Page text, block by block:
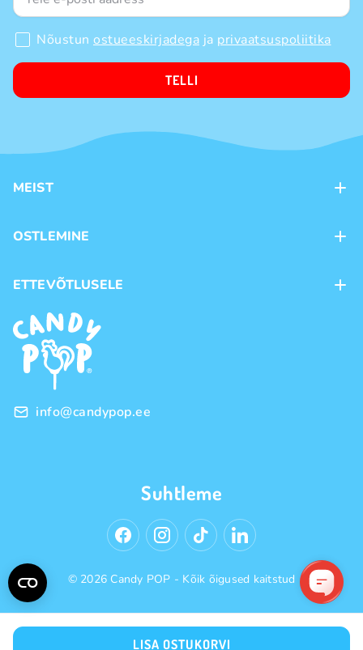
LISA OSTUKORVI
Nõustun ostueeskirjadega ja privaatsuspoliitika
TELLI
MEIST
Kauplused
OSTLEMINE
Ostutingimused
Privaatsuspoliitika
ETTEVÕTLUSELE
Frantsiis
Hulgimüük
info@candypop.ee
Suhtleme
© 2026 Candy POP - Kõik õigused kaitstud